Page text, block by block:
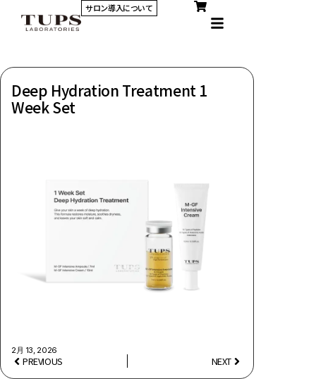
サロン導入について
Deep Hydration Treatment 1
Week Set
2月 13, 2026
PREVIOUS NEXT